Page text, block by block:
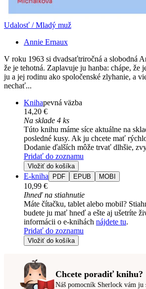
Udalosť / Mladý muž
Annie Ernaux
V roku 1963 si dvadsaťtriročná a slobodná
že je tehotná. Zaplavuje ju hanba: chápe, že
ju a jej rodinu ako spoločenské zlyhanie, a
nechať...
Knihapevná väzba
14,20 €
Na sklade 4 ks
Túto knihu máme síce aktuálne na
posledné kusy. Ak ju chcete mať
Dodanie ďalších môže trvať dlhšie,
Pridať do zoznamu
Vložiť do košíka
E-kniha PDF EPUB MOBI
10,99 €
Ihneď na stiahnutie
Máte čítačku, tablet alebo mobil?
budete ju mať hneď a ešte aj ušetríte
informácii o e-knihách nájdete tu.
Pridať do zoznamu
Vložiť do košíka
Chcete poradiť knihu?
Náš pomocník Sherlock vám ju